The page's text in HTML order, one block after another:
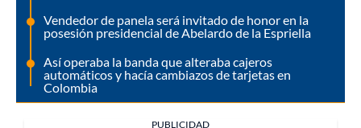
Vendedor de panela será invitado de honor en la
posesión presidencial de Abelardo de la Espriella
Así operaba la banda que alteraba cajeros
automáticos y hacía cambiazos de tarjetas en
Colombia
PUBLICIDAD